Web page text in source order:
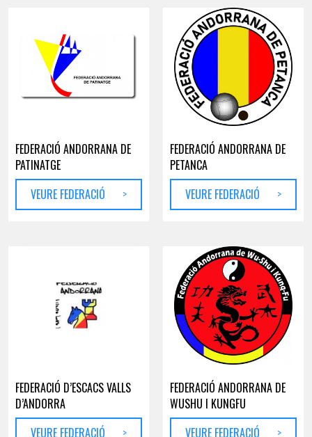
FEDERACIÓ ANDORRANA DE
PATINATGE
VEURE FEDERACIÓ
>
FEDERACIÓ ANDORRANA DE
PETANCA
VEURE FEDERACIÓ
>
FEDERACIÓ D’ESCACS VALLS
D’ANDORRA
VEURE FEDERACIÓ
>
FEDERACIÓ ANDORRANA DE
WUSHU I KUNGFU
VEURE FEDERACIÓ
>